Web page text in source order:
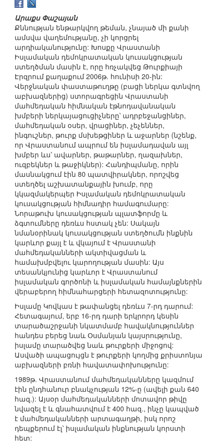
Արաքս Փաշայան
Քննության ենթարկվող թեման, չնայած մի քանի
ամսվա վաղեմությանը, չի կորցրել
արդիականությունը: Խոսքը Վրաստանի
Իսլամական դեմոկրատական կուսակցության
ստեղծման մասին է, որը հռչակվեց Թուրքիայի
Էրզրում քաղաքում 2006թ. հունիսի 20-ին:
Վերջնական փաստաթուղթը (բացի ներկա գտնվող
աբխազներից) ստորագրեցին Վրաստանի
մահմեդական հիմնական էթնոդավանական
խմբերի ներկայացուցիչները՝ ադրբեջանցիներ,
մահմեդական օսեր, վրացիներ, չեչեններ,
ինգուշներ, թուրք մսխեթցիներ և աջարներ (նշենք,
որ Վրաստանում ապրում են իսլամադավան այլ
խմբեր ևս՝ ավարներ, թաթարներ, ղազախներ,
ուզբեկներ և թաջիկներ): Հանդիպմանը, որին
մասնակցում էին 80 պատվիրակներ, որոշվեց
ստեղծել աշխատանքային խումբ, որը
կկազմակերպեր Իսլամական դեմոկրատական
կուսակցության հիմնադիր համագումարը:
Նորաթուխ կուսակցության պլատֆորմը և
ձգտումները դեռևս հստակ չեն: Սակայն
նմանօրինակ կուսակցության ստեղծումն ինքնին
կարևոր քայլ է և վկայում է Վրաստանի
մահմեդականների ակտիվացման և
համախմբվելու կարողության մասին: Այս
տեսանկյունից կարևոր է Վրաստանում
իսլամական գործոնի և իսլամական համայնքներին
վերաբերող հիմնահարցերի հետազոտությունը:
Իսլամը Կովկաս է թափանցել դեռևս 7-րդ դարում:
Հետագայում, երբ 16-րդ դարի երկրորդ կեսին
տարածաշրջանի նկատմամբ հավակնություններ
հանդես բերեց նաև Օսմանյան կայսրությունը,
իսլամը տարածվեց նաև թուրքերի միջոցով:
Ասվածի ապացույցն է թուրքերի կողմից քրիստոնյա
աբխազների բռնի հավատափոխությունը:
1989թ. Վրաստանում մահմեդականները կազմում
էին ընդհանուր բնակչության 12%-ը (ավելի քան 640
հազ.): Այսօր մահմեդականների մոտավոր թիվը
նվազել է և գնահատվում է 400 հազ., ինչը կապված
է մահմեդականների արտագաղթի, իսկ որոշ
դեպքերում էլ՝ իսլամական ինքնության կորստի
հետ: